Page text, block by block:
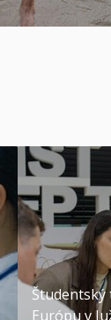
Študentský
Európu v